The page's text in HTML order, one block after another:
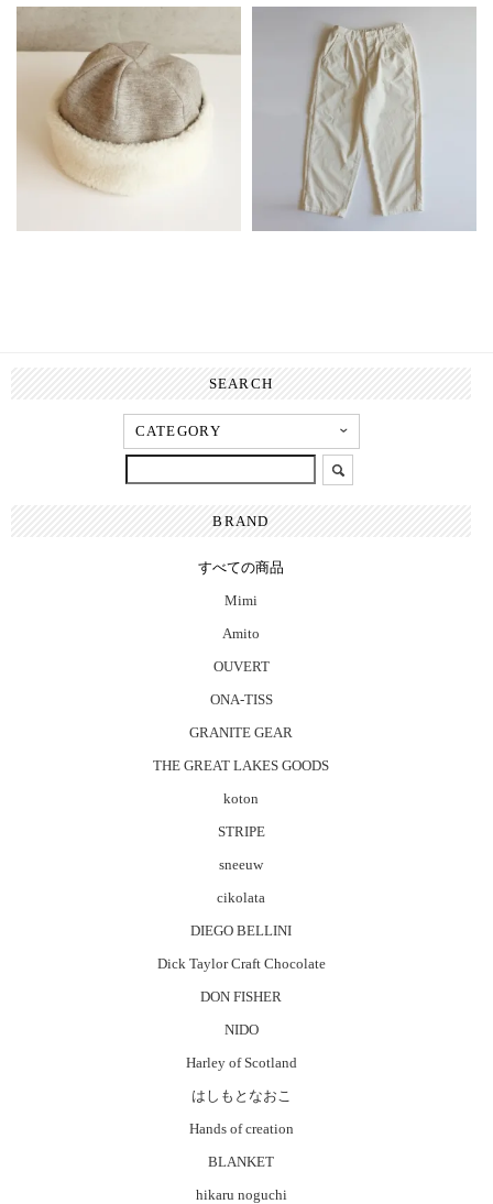
SEARCH
BRAND
すべての商品
Mimi
Amito
OUVERT
ONA-TISS
GRANITE GEAR
THE GREAT LAKES GOODS
koton
STRIPE
sneeuw
cikolata
DIEGO BELLINI
Dick Taylor Craft Chocolate
DON FISHER
NIDO
Harley of Scotland
はしもとなおこ
Hands of creation
BLANKET
hikaru noguchi